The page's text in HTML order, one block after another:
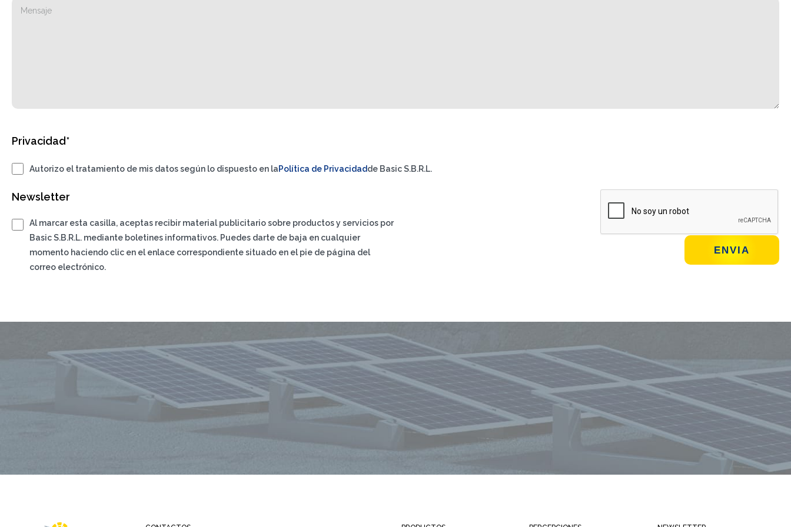
Privacidad*
Autorizo el tratamiento de mis datos según lo dispuesto en laPolítica de Privacidadde Basic S.B.R.L.
Newsletter
Al marcar esta casilla, aceptas recibir material publicitario sobre productos y servicios por
Basic S.B.R.L. mediante boletines informativos. Puedes darte de baja en cualquier
momento haciendo clic en el enlace correspondiente situado en el pie de página del
correo electrónico.
Mantente siempre informado